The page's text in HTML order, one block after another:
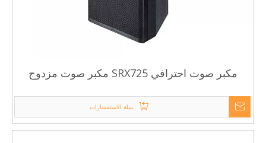
مكبر صوت احترافي SRX725 مكبر صوت مزدوج
سلة الاستفسارات